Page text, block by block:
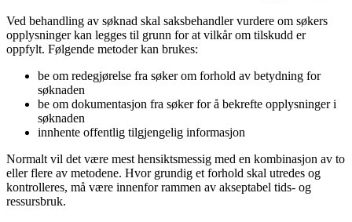
Ved behandling av søknad skal saksbehandler vurdere om søkers
opplysninger kan legges til grunn for at vilkår om tilskudd er
oppfylt. Følgende metoder kan brukes:
be om redegjørelse fra søker om forhold av betydning for
søknaden
be om dokumentasjon fra søker for å bekrefte opplysninger i
søknaden
innhente offentlig tilgjengelig informasjon
Normalt vil det være mest hensiktsmessig med en kombinasjon av to
eller flere av metodene. Hvor grundig et forhold skal utredes og
kontrolleres, må være innenfor rammen av akseptabel tids- og
ressursbruk.